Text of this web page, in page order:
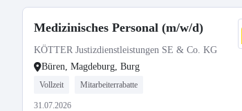
Medizinisches Personal (m/w/d)
KÖTTER Justizdienstleistungen SE & Co. KG
Büren, Magdeburg, Burg
Vollzeit Mitarbeiterrabatte
31.07.2026